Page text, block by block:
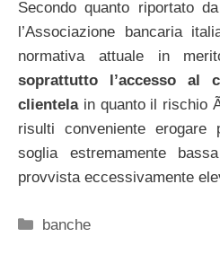
Secondo quanto riportato da
l’Associazione bancaria
normativa attuale in
soprattutto l’accesso al
clientelain quanto il rischio
risulti conveniente
soglia estremamente
provvista eccessivamente
Categorie
banche